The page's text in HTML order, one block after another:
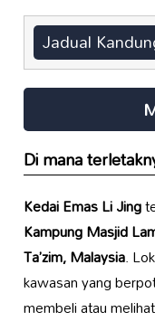
Jadual
Di mana
Kedai Emas Li Jing
Kampung Masjid
Ta’zim, Malaysia.
kawasan yang
membeli atau melihat